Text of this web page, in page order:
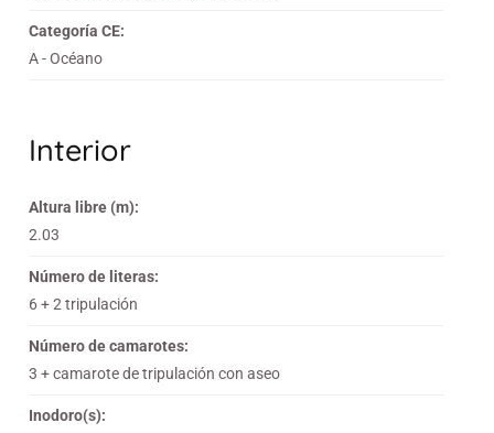
Categoría CE:
A - Océano
Interior
Altura libre (m):
2.03
Número de literas:
6 + 2 tripulación
Número de camarotes:
3 + camarote de tripulación con aseo
Inodoro(s):